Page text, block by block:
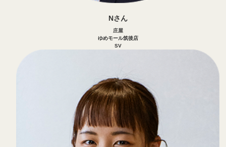
Nさん
庄屋
ゆめモール筑後店
SV